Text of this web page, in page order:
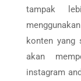
tampak
konten yang
akan
instagram